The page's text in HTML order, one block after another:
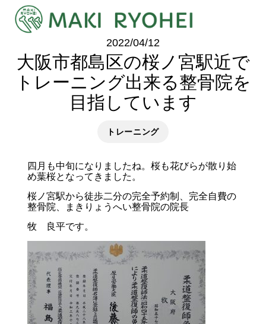
2022/04/12
大阪市都島区の桜ノ宮駅近で
トレーニング出来る整骨院を
目指しています
トレーニング
四月も中旬になりましたね。桜も花びらが散り始
め葉桜となってきました。
桜ノ宮駅から徒歩二分の完全予約制、完全自費の
整骨院、まきりょうへい整骨院の院長
牧 良平です。